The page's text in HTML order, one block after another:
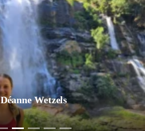
Déanne Wetzels